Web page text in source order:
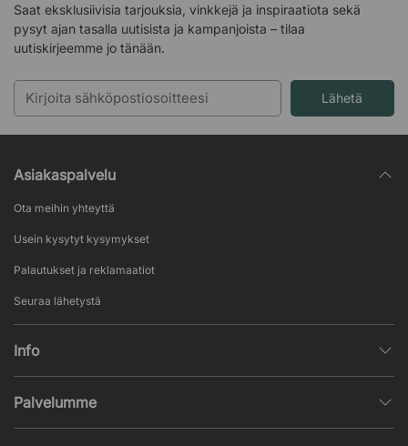
Saat eksklusiivisia tarjouksia, vinkkejä ja inspiraatiota sekä
pysyt ajan tasalla uutisista ja kampanjoista – tilaa
uutiskirjeemme jo tänään.
Lähetä
Asiakaspalvelu
Ota meihin yhteyttä
Usein kysytyt kysymykset
Palautukset ja reklamaatiot
Seuraa lähetystä
Info
Palvelumme